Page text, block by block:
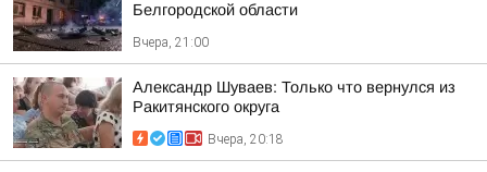
Белгородской области
Вчера, 21:00
Александр Шуваев: Только что вернулся из
Ракитянского округа
Вчера, 20:18